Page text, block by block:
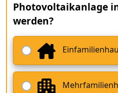
Photovoltaikanlage
werden?